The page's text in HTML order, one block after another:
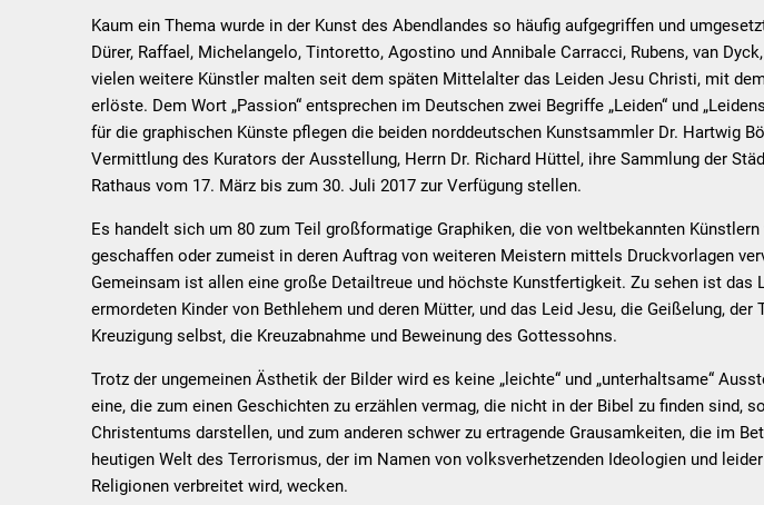
LeidenKaum ein Thema wurde in der Kunst des Abendlandes so häufig aufgegriffen und
Dürer, Raffael, Michelangelo, Tintoretto, Agostino und Annibale Carracci, Rubens, van
vielen weitere Künstler malten seit dem späten Mittelalter das Leiden Jesu Christi, mit
erlöste. Dem Wort „Passion“ entsprechen im Deutschen zwei Begriffe „Leiden“ und
für die graphischen Künste pflegen die beiden norddeutschen Kunstsammler Dr. Hartwig
Vermittlung des Kurators der Ausstellung, Herrn Dr. Richard Hüttel, ihre Sammlung der
Rathaus vom 17. März bis zum 30. Juli 2017 zur Verfügung stellen.
Es handelt sich um 80 zum Teil großformatige Graphiken, die von weltbekannten
geschaffen oder zumeist in deren Auftrag von weiteren Meistern mittels Druckvorlagen
Gemeinsam ist allen eine große Detailtreue und höchste Kunstfertigkeit. Zu sehen ist das
ermordeten Kinder von Bethlehem und deren Mütter, und das Leid Jesu, die Geißelung, der
Kreuzigung selbst, die Kreuzabnahme und Beweinung des Gottessohns.
Trotz der ungemeinen Ästhetik der Bilder wird es keine „leichte“ und „unterhaltsame“
eine, die zum einen Geschichten zu erzählen vermag, die nicht in der Bibel zu finden sind,
Christentums darstellen, und zum anderen schwer zu ertragende Grausamkeiten, die im
heutigen Welt des Terrorismus, der im Namen von volksverhetzenden Ideologien und
Religionen verbreitet wird, wecken.